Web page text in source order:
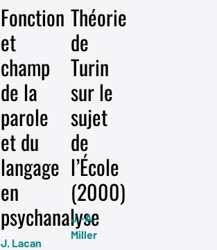
Fonction
et
champ
de la
parole
et du
langage
en
psychanalyse
J. Lacan
Théorie
de
Turin
sur le
sujet
de
l’École
(2000)
J.-A.
Miller